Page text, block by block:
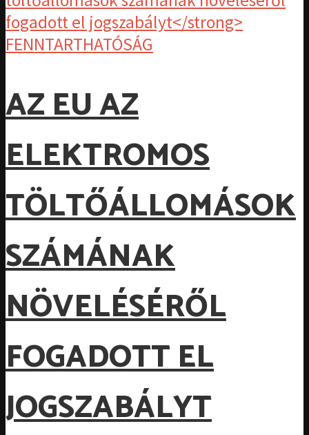
FENNTARTHATÓSÁG
AZ EU AZ
ELEKTROMOS
TÖLTŐÁLLOMÁSOK
SZÁMÁNAK
NÖVELÉSÉRŐL
FOGADOTT EL
JOGSZABÁLYT